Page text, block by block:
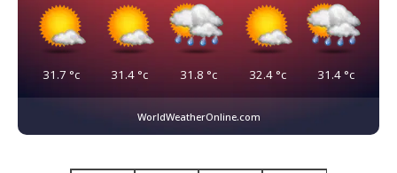
31.7 °c 31.4 °c 31.8 °c 32.4°c 31.4 °c
WorldWeatherOnline.com